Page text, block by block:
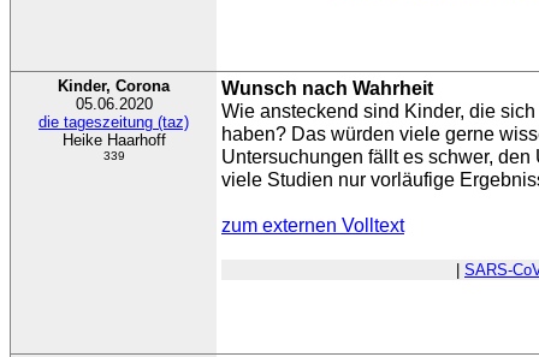
Kinder, Corona
05.06.2020
die tageszeitung (taz)
Heike Haarhoff
339
Wunsch nach Wahrheit
Wie ansteckend sind Kinder, die
haben? Das würden viele gerne
Untersuchungen fällt es schwer,
viele Studien nur vorläufige
zum externen Volltext
SARS-